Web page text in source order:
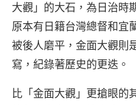
大觀」的大石，為日治時
原本有日籍台灣總督和宜
被後人磨平，金面大觀則
寫，紀錄著歷史的更迭。
比「金面大觀」更搶眼的